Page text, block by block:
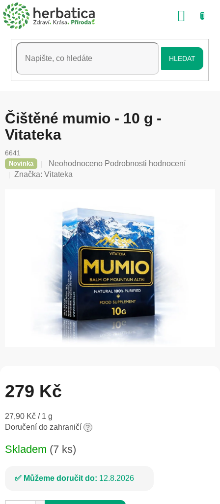
Přejít
na
obsah
HLEDAT
Čištěné mumio - 10 g -
Vitateka
6641
Novinka
Průměrné
hodnocení
hvězdiček.
Neohodnoceno Podrobnosti hodnocení
Značka: Vitateka
279 Kč
Měrná
cena:
27,90 Kč / 1 g
Doručení do zahraničí ?
Skladem (7 ks)
Můžeme doručit do: 12.8.2026